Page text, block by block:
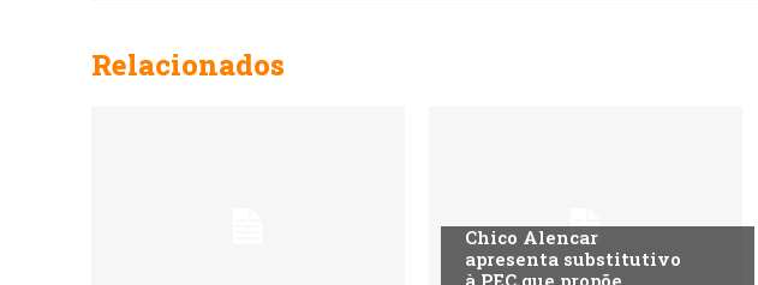
Relacionados
Chico Alencar
apresenta substitutivo